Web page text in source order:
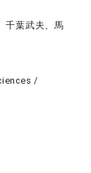
千葉武夫、馬
/